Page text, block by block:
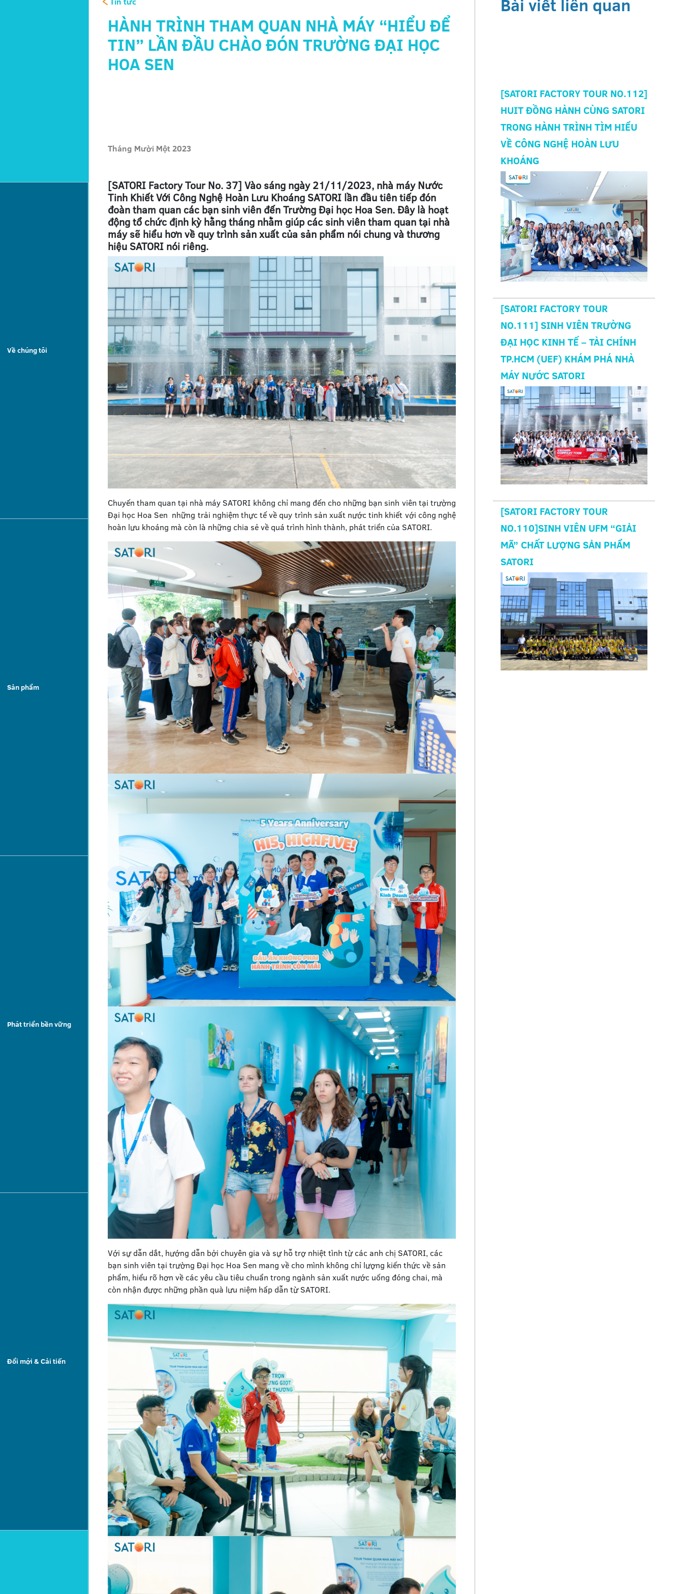
Về chúng tôi
Sản phẩm
Phát triển bền vững
Đổi mới & Cải tiến
HÀNH TRÌNH THAM QUAN NHÀ MÁY “HIỂU ĐỂ
TIN” LẦN ĐẦU CHÀO ĐÓN TRƯỜNG ĐẠI HỌC
HOA SEN
Tháng Mười Một 2023
[SATORI Factory Tour No. 37] Vào sáng ngày 21/11/2023, nhà máy Nước
Tinh Khiết Với Công Nghệ Hoàn Lưu Khoáng SATORI lần đầu tiên tiếp đón
đoàn tham quan các bạn sinh viên đến Trường Đại học Hoa Sen. Đây là hoạt
động tổ chức định kỳ hằng tháng nhằm giúp các sinh viên tham quan tại nhà
máy sẽ hiểu hơn về quy trình sản xuất của sản phẩm nói chung và thương
hiệu SATORI nói riêng.
Chuyến tham quan tại nhà máy SATORI không chỉ mang đến cho những bạn sinh viên tại trường
Đại học Hoa Sen những trải nghiệm thực tế về quy trình sản xuất nước tinh khiết với công nghệ
hoàn lưu khoáng mà còn là những chia sẻ về quá trình hình thành, phát triển của SATORI.
Với sự dẫn dắt, hướng dẫn bởi chuyên gia và sự hỗ trợ nhiệt tình từ các anh chị SATORI, các
bạn sinh viên tại trường Đại học Hoa Sen mang về cho mình không chỉ lượng kiến thức về sản
phẩm, hiểu rõ hơn về các yêu cầu tiêu chuẩn trong ngành sản xuất nước uống đóng chai, mà
còn nhận được những phần quà lưu niệm hấp dẫn từ SATORI.
Bài viết liên quan
[SATORI FACTORY TOUR NO.112]
HUIT ĐỒNG HÀNH CÙNG SATORI
TRONG HÀNH TRÌNH TÌM HIỂU
VỀ CÔNG NGHỆ HOÀN LƯU
KHOÁNG
[SATORI FACTORY TOUR
NO.111] SINH VIÊN TRƯỜNG
ĐẠI HỌC KINH TẾ – TÀI CHÍNH
TP.HCM (UEF) KHÁM PHÁ NHÀ
MÁY NƯỚC SATORI
[SATORI FACTORY TOUR
NO.110]SINH VIÊN UFM “GIẢI
MÃ” CHẤT LƯỢNG SẢN PHẨM
SATORI